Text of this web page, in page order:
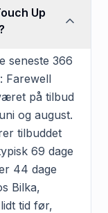
Up
seneste 366
Farewell
på tilbud
og august.
tilbuddet
69 dage
44 dage
Bilka,
tid før,